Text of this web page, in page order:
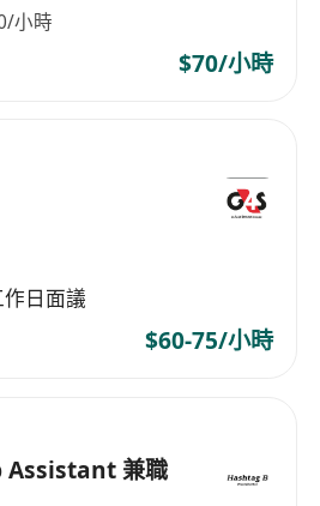
適應休假替補之工作安排。
病，能穩定出勤。
勞工假期。工作時間上午八
飯，由公司提供膳食。
小時
$70/小時
日面議
$60-75/小時
兼職